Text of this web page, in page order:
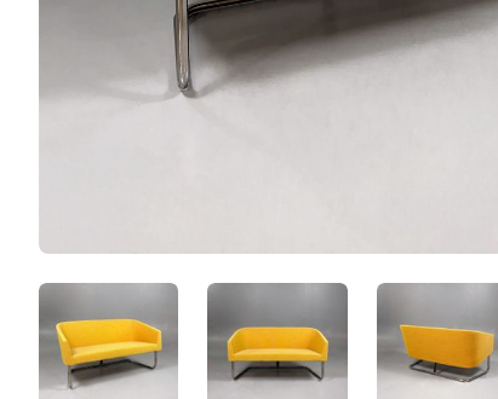
B8JJ_qaqj5w_.jpeg5T5HZw9j0eN_.jpeg